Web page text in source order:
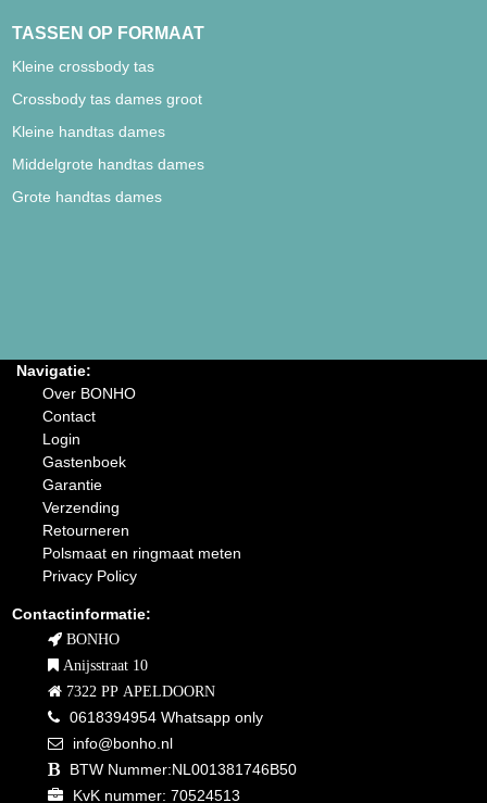
TASSEN OP FORMAAT
Kleine crossbody tas
Crossbody tas dames groot
Kleine handtas dames
Middelgrote handtas dames
Grote handtas dames
Navigatie:
Over BONHO
Contact
Login
Gastenboek
Garantie
Verzending
Retourneren
Polsmaat en ringmaat meten
Privacy Policy
Contactinformatie:
BONHO
Anijsstraat 10
7322 PP APELDOORN
0618394954 Whatsapp only
info@bonho.nl
BTW Nummer:NL001381746B50
KvK nummer: 70524513